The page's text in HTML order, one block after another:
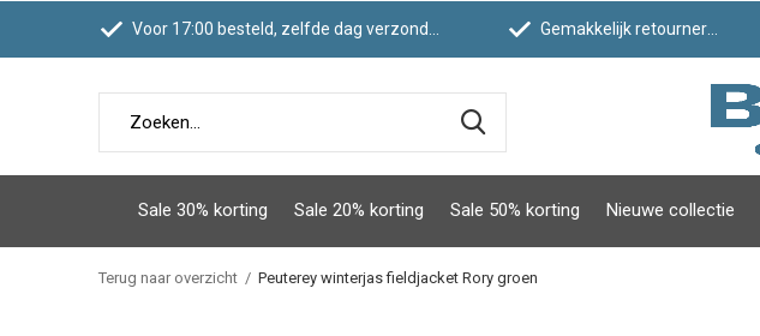
Sale 30% korting Sale 20% korting Sale 50% korting Nieuwe collectie
Voor 17:00 besteld, zelfde dag verzonden Gemakkelijk retourneren
Terug naar overzicht Peuterey winterjas fieldjacket Rory groen